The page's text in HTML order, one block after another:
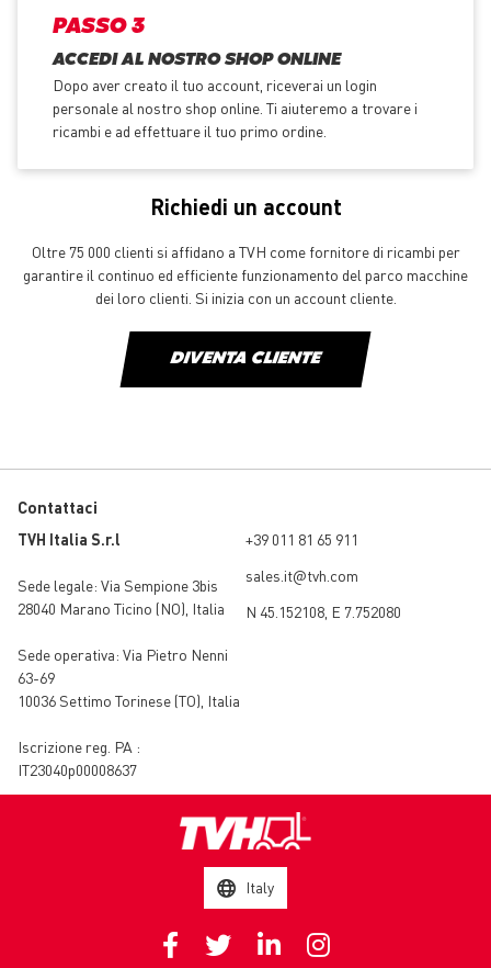
PASSO 3
ACCEDI AL NOSTRO SHOP ONLINE
Dopo aver creato il tuo account, riceverai un login
personale al nostro shop online. Ti aiuteremo a trovare i
ricambi e ad effettuare il tuo primo ordine.
Richiedi un account
Oltre 75 000 clienti si affidano a TVH come fornitore di ricambi per
garantire il continuo ed efficiente funzionamento del parco macchine
dei loro clienti. Si inizia con un account cliente.
DIVENTA CLIENTE
Contattaci
TVH Italia S.r.l
Sede legale: Via Sempione 3bis
28040 Marano Ticino (NO) Italia
Sede operativa: Via Pietro Nenni
63-69
10036 Settimo Torinese (TO) Italia
Iscrizione reg. PA :
IT23040p00008637
+39 011 81 65 911
sales.it@tvh.com
N 45.152108, E 7.752080
Italy